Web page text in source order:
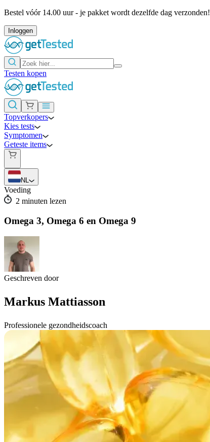
Bestel vóór 14.00 uur - je pakket wordt dezelfde dag verzonden!
Inloggen
Testen kopen
Topverkopers
Kies tests
Symptomen
Geteste items
NL
Voeding
2 minuten lezen
Omega 3, Omega 6 en Omega 9
Geschreven door
Markus Mattiasson
Professionele gezondheidscoach